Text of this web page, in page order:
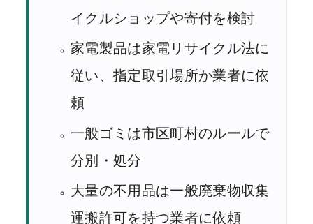
イクルショップや寄付を検討
家電製品は家電リサイクル法に
従い、指定取引場所か業者に依
頼
一般ゴミは市区町村のルールで
分別・処分
大量の不用品は一般廃棄物収集
運搬許可を持つ業者に依頼